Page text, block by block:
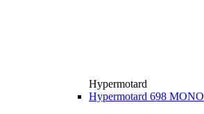
Hypermotard
Hypermotard 698 MONO